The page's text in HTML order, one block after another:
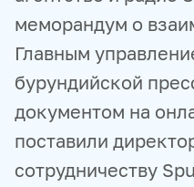
меморандум о
Главным
бурундийской
документом на
поставили
сотрудничеству